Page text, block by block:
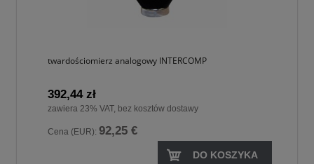
twardościomierz analogowy INTERCOMP
392,44 zł
zawiera 23% VAT, bez kosztów dostawy
Cena (EUR): 92,25 €
DO KOSZYKA